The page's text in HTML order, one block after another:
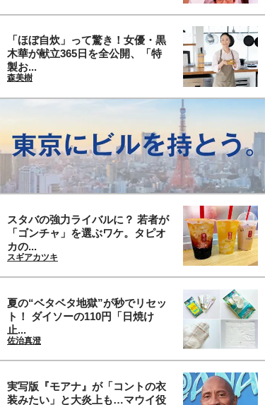
「ほぼ自炊」って驚き！女優・黒
木華が献立365日を全公開、「特
製お...
森美樹
スタバの強力ライバルに？ 若者が
「ゴンチャ」を選ぶワケ。タピオ
カの...
スギアカツキ
夏の“ベタベタ地獄”が秒でリセッ
ト！ ダイソーの110円「日焼け
止...
佐治真澄
実写版『モアナ』が「コントの衣
装みたい」と大炎上も…マウイ役